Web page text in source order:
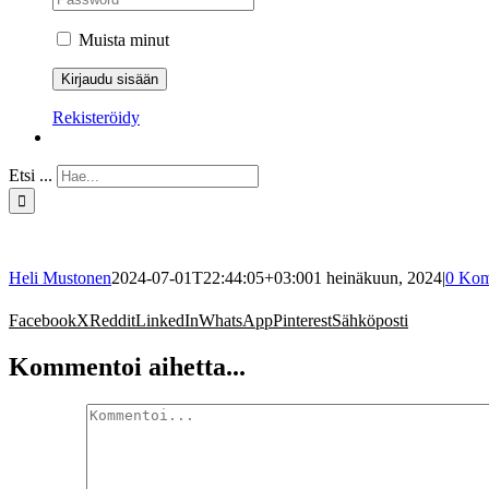
Muista minut
Rekisteröidy
Etsi ...
Heli Mustonen2024-07-01T22:44:05+03:001 heinäkuun, 2024|0
FacebookXRedditLinkedInWhatsAppPinterestSähköposti
Kommentoi aihetta...